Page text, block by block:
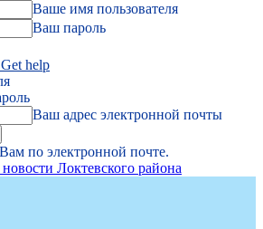
Ваше имя пользователя
Ваш пароль
help
Ваш адрес электронной почты
по электронной почте.
Локтевского района